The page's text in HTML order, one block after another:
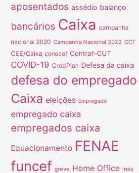
aposentados assédio balanço
bancários Caixa campanha
nacional 2020 Campanha Nacional 2022 CCT
CEE/Caixa conecef Contraf-CUT
COVID-19 CredPlan Defesa da caixa
defesa do empregado
Caixa eleições Empregado
empregado caixa
empregados caixa
Equacionamento FENAE
funcef greve Home Office inss